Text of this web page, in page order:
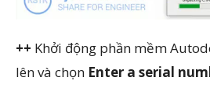
++ Khởi động phần mềm
lên và chọn Enter a serial